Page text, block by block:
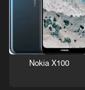
Nokia X100